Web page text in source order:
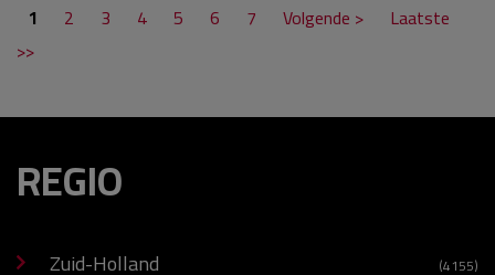
1 2 3 4 5 6 7 Volgende >
Laatste
>>
REGIO
Zuid-Holland (4155)